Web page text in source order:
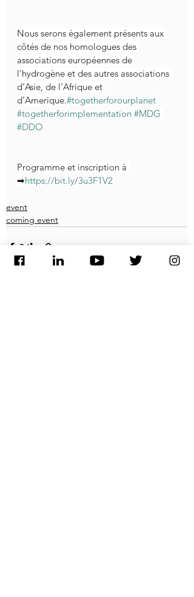
Nous serons également présents aux
côtés de nos homologues des
associations européennes de
l'hydrogène et des autres associations
d’Asie, de l’Afrique et
d’Amerique.#togetherforourplanet
#togetherforimplementation #MDG
#DDO
Programme et inscription à
➡https://bit.ly/3u3F1V2
event
coming event